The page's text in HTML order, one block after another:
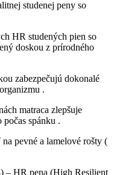
studenej peny so
HR studených pien so
doskou z prírodného
zabezpečujú dokonalé
.
matraca zlepšuje
spánku .
pevné a lamelové rošty (
– HR pena (High Resilient